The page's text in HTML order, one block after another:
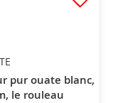
pur ouate blanc,
le rouleau